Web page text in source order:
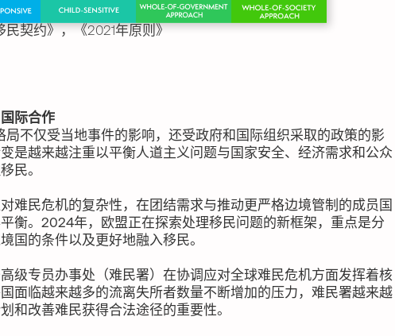
契约》，《2021年原则》
际合作
不仅受当地事件的影响，还受政府和国际组织采取的政策的影
是越来越注重以平衡人道主义问题与国家安全、经济需求和公众
民。
难民危机的复杂性，在团结需求与推动更严格边境管制的成员国
衡。2024年，欧盟正在探索处理移民问题的新框架，重点是分
国的条件以及更好地融入移民。
级专员办事处（难民署）在协调应对全球难民危机方面发挥着核
面临越来越多的流离失所者数量不断增加的压力，难民署越来越
和改善难民获得合法途径的重要性。